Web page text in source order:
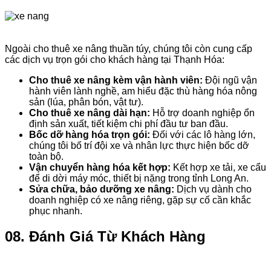
Ngoài cho thuê xe nâng thuần túy, chúng tôi còn cung cấp
các dịch vụ trọn gói cho khách hàng tại Thạnh Hóa:
Cho thuê xe nâng kèm vận hành viên: Đội ngũ vận
hành viên lành nghề, am hiểu đặc thù hàng hóa nông
sản (lúa, phân bón, vật tư).
Cho thuê xe nâng dài hạn: Hỗ trợ doanh nghiệp ổn
định sản xuất, tiết kiệm chi phí đầu tư ban đầu.
Bốc dỡ hàng hóa trọn gói: Đối với các lô hàng lớn,
chúng tôi bố trí đội xe và nhân lực thực hiện bốc dỡ
toàn bộ.
Vận chuyển hàng hóa kết hợp: Kết hợp xe tải, xe cẩu
để di dời máy móc, thiết bị nặng trong tỉnh Long An.
Sửa chữa, bảo dưỡng xe nâng: Dịch vụ dành cho
doanh nghiệp có xe nâng riêng, gặp sự cố cần khắc
phục nhanh.
08. Đánh Giá Từ Khách Hàng